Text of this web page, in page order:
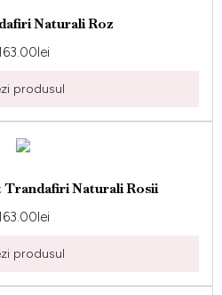
Naturali Roz
lei
produsul
Naturali Rosii
lei
produsul